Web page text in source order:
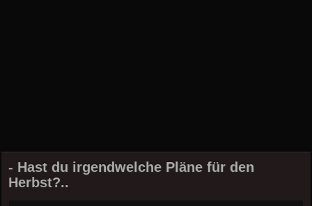
- Hast du irgendwelche Pläne für den
Herbst?..